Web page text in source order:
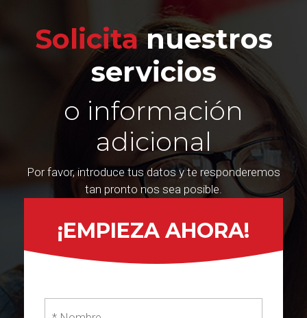
Solicitanuestros
servicios
o información
adicional
Por favor, introduce tus datos y te responderemos
tan pronto nos sea posible.
¡EMPIEZA AHORA!